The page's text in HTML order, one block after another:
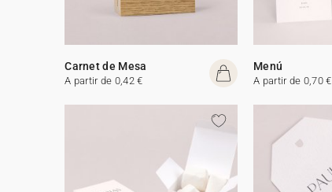
Carnet de Mesa
A partir de 0,42 €
Menú
A partir de 0,70 €